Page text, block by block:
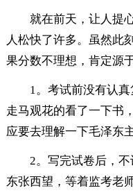
就在前天，让人提心
人松快了许多。虽然此
果分数不理想，肯定源
1。考试前没有认真
走马观花的看了一下书
应要去理解一下毛泽东
2。写完试卷后，不
东张西望，等着监考老